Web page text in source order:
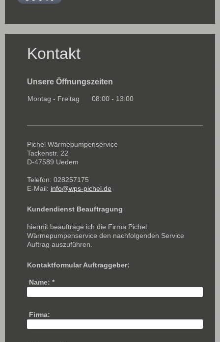
Kontakt
Unsere Öffnungszeiten
Montag - Freitag 08:00 - 13:00
Pichel Wärmepumpenservice
Tackenstr. 22
D-47589 Uedem
Telefon: 028257175
E-Mail: info@wps-pichel.de
Kundendienst Beauftragung
hiermit beauftrage ich die Firma Pichel
Wärmepumpenservice den nachfolgenden Service
Auftrag auszuführen.
Kontaktformular Auftraggeber:
Name: *
Firma: